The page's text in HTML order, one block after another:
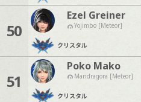
50
Ezel Greiner
Yojimbo [Meteor]
クリスタル
51
Poko Mako
Mandragora [Meteor]
クリスタル